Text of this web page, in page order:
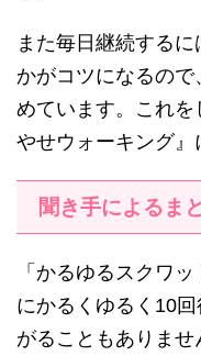
また毎日継続する
かがコツになるの
めています。これ
やせウォーキング』
聞き手によるま
「かるゆるスクワ
にかるくゆるく10
がることもありま